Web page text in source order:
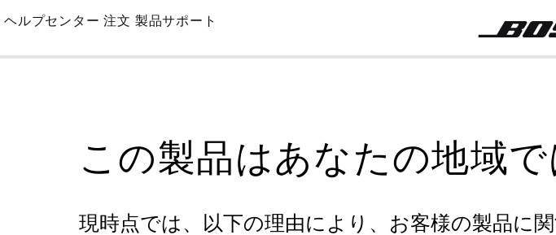
Skip
Main
ヘルプセンター 注文 製品サポート
この製品はあなたの地域
現時点では、以下の理由により、お客様の製品に